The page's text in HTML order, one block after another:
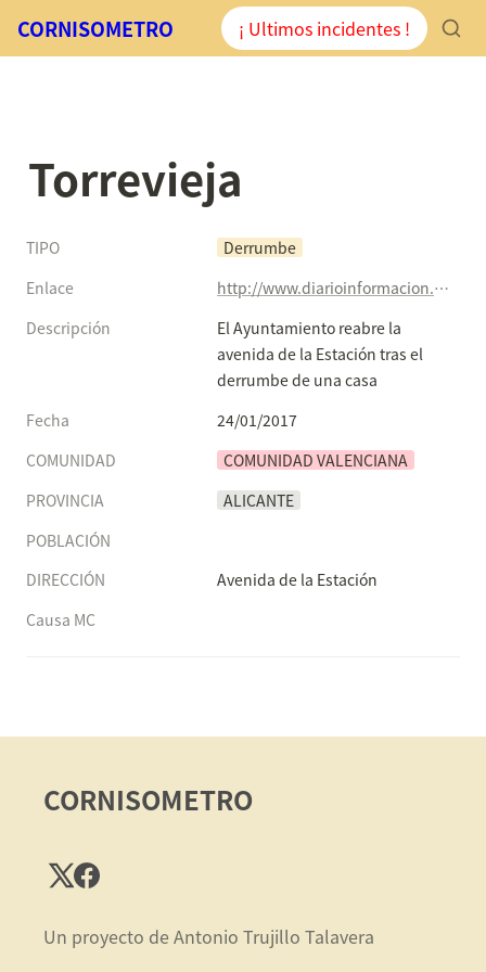
CORNISOMETRO ¡ Ultimos incidentes !
Torrevieja
TIPO
Derrumbe
Enlace
http://www.diarioinformacion.com/vega-baja/2017/01/22/derrumbe-vivienda-corta-avenida-estacion/1851899.html
Descripción
El Ayuntamiento reabre la
avenida de la Estación tras el
derrumbe de una casa
Fecha
24/01/2017
COMUNIDAD
COMUNIDAD VALENCIANA
PROVINCIA
ALICANTE
POBLACIÓN
DIRECCIÓN
Avenida de la Estación
Causa MC
CORNISOMETRO
Un proyecto de Antonio Trujillo Talavera